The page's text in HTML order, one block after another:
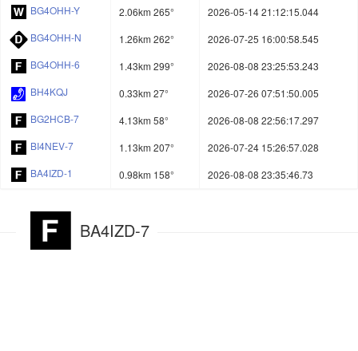
BG4OHH-Y
2.06km 265°
2026-05-14 21:12:15.044
BG4OHH-N
1.26km 262°
2026-07-25 16:00:58.545
BG4OHH-6
1.43km 299°
2026-08-08 23:25:53.243
BH4KQJ
0.33km 27°
2026-07-26 07:51:50.005
BG2HCB-7
4.13km 58°
2026-08-08 22:56:17.297
BI4NEV-7
1.13km 207°
2026-07-24 15:26:57.028
BA4IZD-1
0.98km 158° 2026-08-08 23:35:46.73
BA4IZD-7